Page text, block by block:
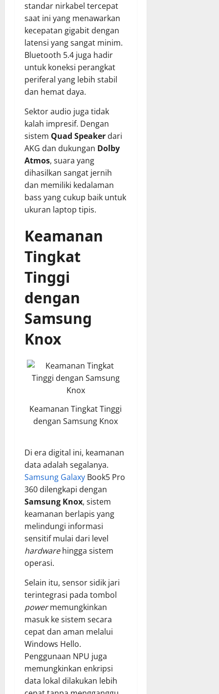
standar nirkabel tercepat
saat ini yang menawarkan
kecepatan gigabit dengan
latensi yang sangat minim.
Bluetooth 5.4 juga hadir
untuk koneksi perangkat
periferal yang lebih stabil
dan hemat daya.
Sektor audio juga tidak
kalah impresif. Dengan
sistem Quad Speaker dari
AKG dan dukungan Dolby
Atmos, suara yang
dihasilkan sangat jernih
dan memiliki kedalaman
bass yang cukup baik untuk
ukuran laptop tipis.
Keamanan
Tingkat
Tinggi
dengan
Samsung
Knox
Keamanan Tingkat Tinggi
dengan Samsung Knox
Di era digital ini, keamanan
data adalah segalanya.
Samsung Galaxy Book5 Pro
360 dilengkapi dengan
Samsung Knox, sistem
keamanan berlapis yang
melindungi informasi
sensitif mulai dari level
hardwarehingga sistem
operasi.
Selain itu, sensor sidik jari
terintegrasi pada tombol
powermemungkinkan
masuk ke sistem secara
cepat dan aman melalui
Windows Hello.
Penggunaan NPU juga
memungkinkan enkripsi
data lokal dilakukan lebih